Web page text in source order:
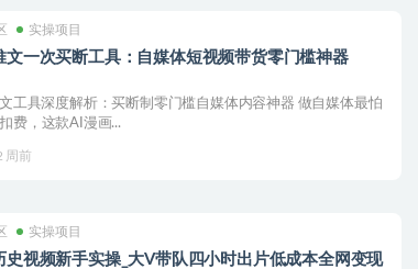
实操项目
文一次买断工具：自媒体短视频带货零门槛神器
工具深度解析：买断制零门槛自媒体内容神器 做自媒体最怕
费，这款AI漫画...
周前
实操项目
史视频新手实操_大V带队四小时出片低成本全网变现